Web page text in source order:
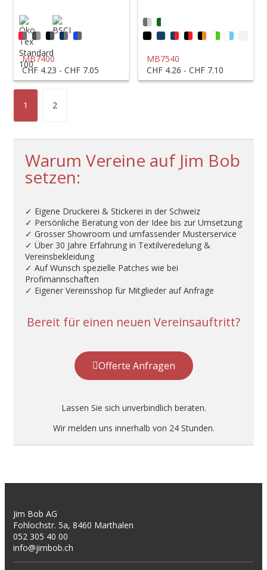
MB7400
CHF 4.23 - CHF 7.05
MB7540
CHF 4.26 - CHF 7.10
1 2
Warum Vereine auf Jim Bob
setzen:
✓ Eigene Druckerei & Stickerei in der Schweiz
✓ Persönliche Beratung von der Idee bis zur Umsetzung
✓ Grosser Showroom und umfassender Musterservice
✓ Über 30 Jahre Erfahrung in Textilveredelung &
Vereinsbekleidung
✓ Auf Wunsch spezielle Patches wie bei
Profimannschaften
✓ Eigener Vereinsshop für Mitglieder auf Anfrage
Bereit für einen neuen Vereinsauftritt?
Offerte Anfragen
Lassen Sie sich unverbindlich beraten.
Wir melden uns innerhalb von 24 Stunden.
Jim Bob AG
Fohlochstr. 5a, 8460 Marthalen
052 305 40 00
info@jimbob.ch